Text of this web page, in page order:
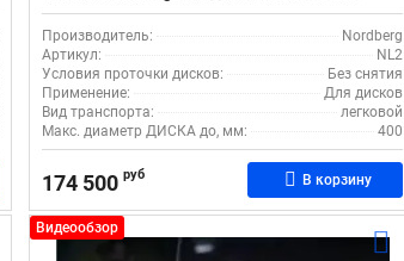
Производитель:
Nordberg
Артикул:
NL2
Условия проточки дисков:
Без снятия
Применение:
Для дисков
Вид транспорта:
легковой
Макс. диаметр ДИСКА до, мм:
400
174 500 руб В корзину
Видеообзор